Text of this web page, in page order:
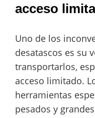
acceso
Uno de los
desatascos es su
transportarlos,
acceso limitado.
herramientas
pesados y